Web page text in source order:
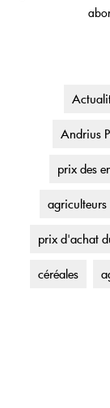
Andrius
prix des
agriculteurs
prix d'achat
céréales